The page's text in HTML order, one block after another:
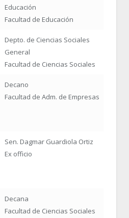
Educación
Facultad de Educación
Depto. de Ciencias Sociales
General
Facultad de Ciencias Sociales
Decano
Facultad de Adm. de Empresas
Sen. Dagmar Guardiola Ortiz
Ex officio
Decana
Facultad de Ciencias Sociales